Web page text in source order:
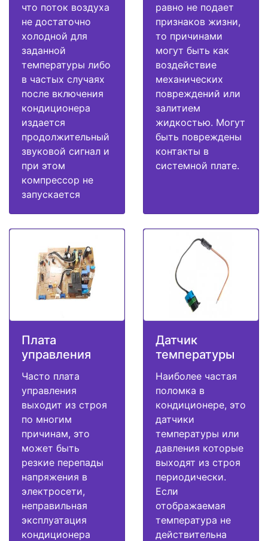
что поток воздуха
не достаточно
холодной для
заданной
температуры либо
в частых случаях
после включения
кондиционера
издается
продолжительный
звуковой сигнал и
при этом
компрессор не
запускается
равно не подает
признаков жизни,
то причинами
могут быть как
воздействие
механических
повреждений или
залитием
жидкостью. Могут
быть повреждены
контакты в
системной плате.
Плата
управления
Часто плата
управления
выходит из строя
по многим
причинам, это
может быть
резкие перепады
напряжения в
электросети,
неправильная
эксплуатация
кондиционера
Датчик
температуры
Наиболее частая
поломка в
кондиционере, это
датчики
температуры или
давления которые
выходят из строя
периодически.
Если
отображаемая
температура не
действительна